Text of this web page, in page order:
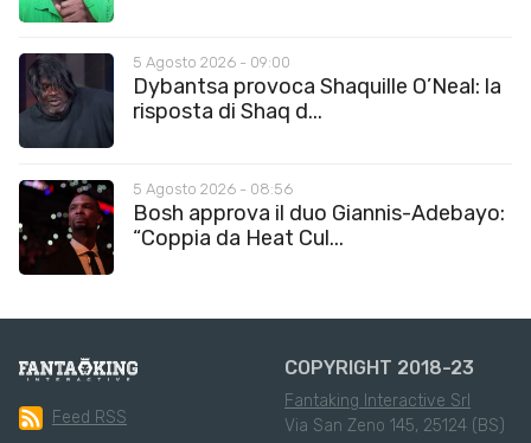
5 Agosto 2026 - 09:00
Dybantsa provoca Shaquille O’Neal: la
risposta di Shaq d...
5 Agosto 2026 - 08:56
Bosh approva il duo Giannis-Adebayo:
“Coppia da Heat Cul...
Feed RSS
COPYRIGHT 2018-23
Fantaking Interactive Srl
Via San Zeno 145, 25124 (BS)